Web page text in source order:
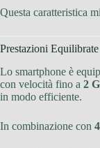
Questa caratteristica
Prestazioni
Lo smartphone è
con velocità fino a 2
in modo efficiente.
In combinazione con